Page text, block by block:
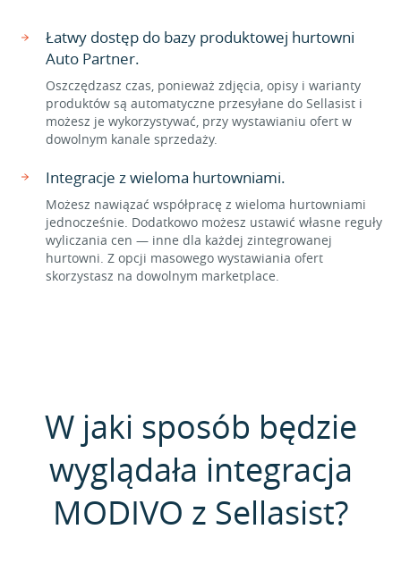
Łatwy dostęp do bazy produktowej hurtowni
Auto Partner.
Oszczędzasz czas, ponieważ zdjęcia, opisy i warianty
produktów są automatyczne przesyłane do Sellasist i
możesz je wykorzystywać, przy wystawianiu ofert w
dowolnym kanale sprzedaży.
Integracje z wieloma hurtowniami.
Możesz nawiązać współpracę z wieloma hurtowniami
jednocześnie. Dodatkowo możesz ustawić własne reguły
wyliczania cen — inne dla każdej zintegrowanej
hurtowni. Z opcji masowego wystawiania ofert
skorzystasz na dowolnym marketplace.
W jaki sposób będzie
wyglądała integracja
MODIVO z Sellasist?